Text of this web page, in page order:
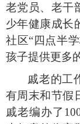
老党员、老干
少年健康成长
社区“四点半
孩子提供更多
戚老的工
有周末和节假
戚老编办了